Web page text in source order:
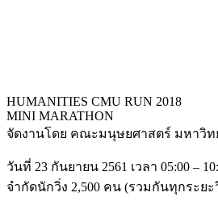
HUMANITIES CMU RUN 2018
MINI MARATHON
จัดงานโดย คณะมนุษยศาสตร์ มหาวิท
วันที่ 23 กันยายน 2561 เวลา 05:00 –
จำกัดนักวิ่ง 2,500 คน (รวมกันทุกระยะ